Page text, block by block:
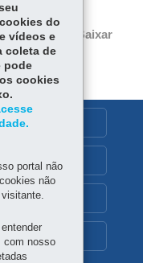
Baixar
do
vídeos e
coleta de
pode
cookies
portal não
não
com nosso